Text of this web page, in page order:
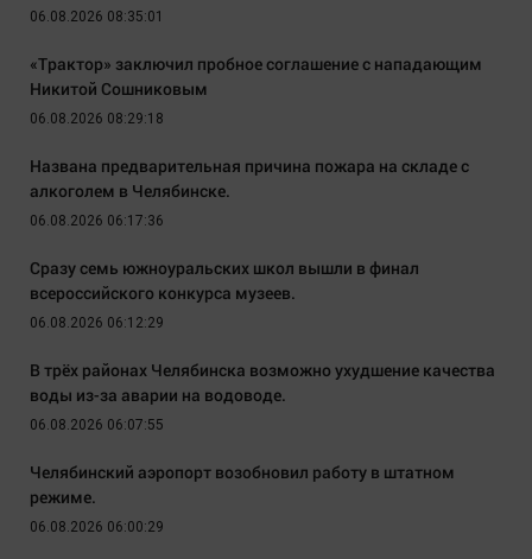
06.08.2026 08:35:01
«Трактор» заключил пробное соглашение с нападающим
Никитой Сошниковым
06.08.2026 08:29:18
Названа предварительная причина пожара на складе с
алкоголем в Челябинске.
06.08.2026 06:17:36
Сразу семь южноуральских школ вышли в финал
всероссийского конкурса музеев.
06.08.2026 06:12:29
В трёх районах Челябинска возможно ухудшение качества
воды из-за аварии на водоводе.
06.08.2026 06:07:55
Челябинский аэропорт возобновил работу в штатном
режиме.
06.08.2026 06:00:29